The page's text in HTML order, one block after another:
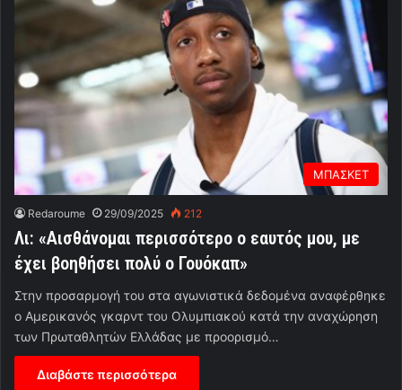
ΜΠΑΣΚΕΤ
Redaroume 29/09/2025 212
Λι: «Αισθάνομαι περισσότερο ο εαυτός μου, με
έχει βοηθήσει πολύ ο Γουόκαπ»
Στην προσαρμογή του στα αγωνιστικά δεδομένα αναφέρθηκε
ο Αμερικανός γκαρντ του Ολυμπιακού κατά την αναχώρηση
των Πρωταθλητών Ελλάδας με προορισμό…
Διαβάστε περισσότερα